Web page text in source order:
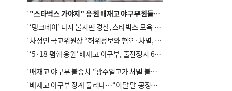
"스타벅스 가야지" 응원 배재고 야구부원들, 학교서 징계 처분
‘탱크데이’ 다시 불지핀 경찰, 스타벅스 모욕 혐의 압수수색
차정인 국교위원장 “허위정보와 혐오·차별, 학교 교실까지 유입"
‘5·18 폄훼 응원’ 배재고 야구부, 출전정지 6개월→1개월 감경
배재고 야구부 불송치 “광주일고가 처벌 불원 의사 표해”
배재고 야구부 징계 풀리나…“이달 말 공정위서 재심의”